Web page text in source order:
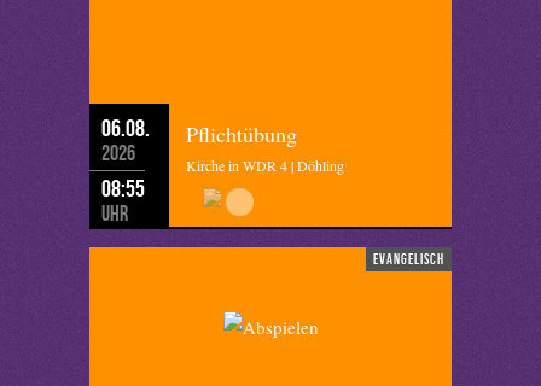
06.08.
2026
08:55
Uhr
Pflichtübung
Kirche in WDR 4 | Döhling
evangelisch